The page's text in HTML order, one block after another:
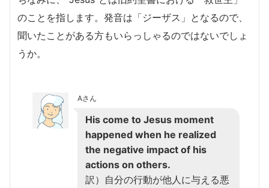
のことを指します。発音は「ジーザス」となるので、
聞いたことがある方もいらっしゃるのではないでしょ
うか。
Aさん
His come to Jesus moment
happened when he realized
the negative impact of his
actions on others.
訳）自分の行動が他人に与える悪